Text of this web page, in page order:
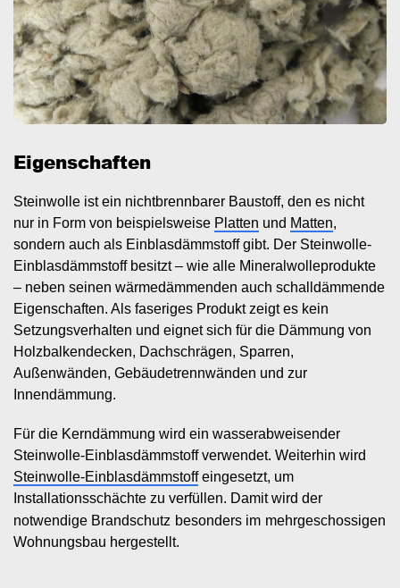
Eigenschaften
Steinwolle ist ein nichtbrennbarer Baustoff, den es nicht
nur in Form von beispielsweise Platten und Matten,
sondern auch als Einblasdämmstoff gibt. Der Steinwolle-
Einblasdämmstoff besitzt – wie alle Mineralwolleprodukte
– neben seinen wärmedämmenden auch schalldämmende
Eigenschaften. Als faseriges Produkt zeigt es kein
Setzungsverhalten und eignet sich für die Dämmung von
Holzbalkendecken, Dachschrägen, Sparren,
Außenwänden, Gebäudetrennwänden und zur
Innendämmung.
Für die Kerndämmung wird ein wasserabweisender
Steinwolle-Einblasdämmstoff verwendet. Weiterhin wird
Steinwolle-Einblasdämmstoffeingesetzt, um
Installationsschächte zu verfüllen. Damit wird der
notwendige Brandschutz besonders im mehrgeschossigen
Wohnungsbau hergestellt.